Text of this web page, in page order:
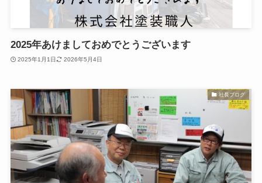
2025年あけましておめでとうございます
2025年1月1日 2026年5月4日
社長ブログ